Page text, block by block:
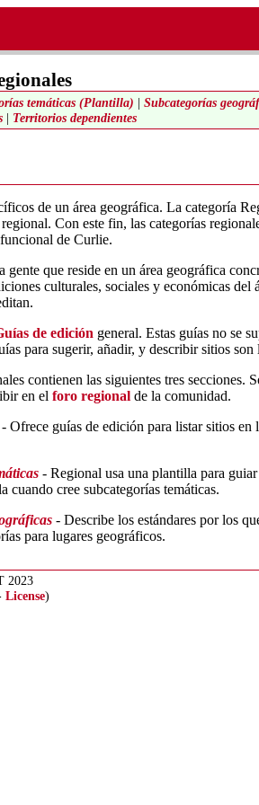
temáticas (Plantilla) |Subcategorías
| Territorios dependientes
de un área geográfica. La categoría
Con este fin, las categorías
de Curlie.
gente que reside en un área geográfica
culturales, sociales y económicas
de edición general. Estas guías no se
para sugerir, añadir, y describir sitios
contienen las siguientes tres
en elforo regional de la comunidad.
Ofrece guías de edición para listar sitios
- Regional usa una plantilla para
cree subcategorías temáticas.
- Describe los estándares por los
para lugares geográficos.
2023
License)